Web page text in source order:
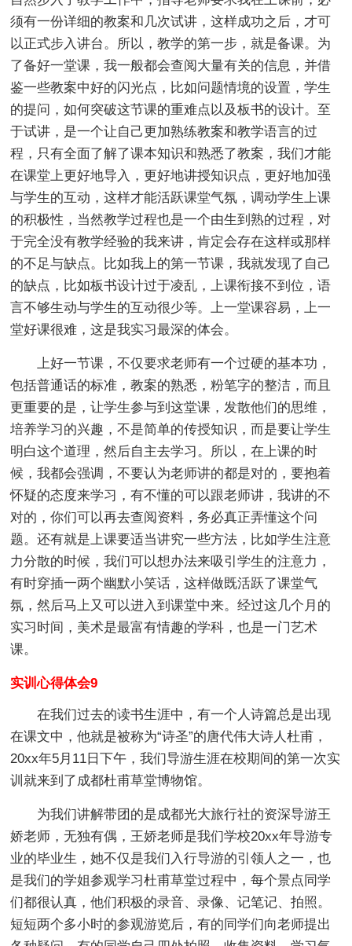
须有一份详细的教案和几次试讲，这样成功之后，才可
以正式步入讲台。所以，教学的第一步，就是备课。为
了备好一堂课，我一般都会查阅大量有关的信息，并借
鉴一些教案中好的闪光点，比如问题情境的设置，学生
的提问，如何突破这节课的重难点以及板书的设计。至
于试讲，是一个让自己更加熟练教案和教学语言的过
程，只有全面了解了课本知识和熟悉了教案，我们才能
在课堂上更好地导入，更好地讲授知识点，更好地加强
与学生的互动，这样才能活跃课堂气氛，调动学生上课
的积极性，当然教学过程也是一个由生到熟的过程，对
于完全没有教学经验的我来讲，肯定会存在这样或那样
的不足与缺点。比如我上的第一节课，我就发现了自己
的缺点，比如板书设计过于凌乱，上课衔接不到位，语
言不够生动与学生的互动很少等。上一堂课容易，上一
堂好课很难，这是我实习最深的体会。
上好一节课，不仅要求老师有一个过硬的基本功，
包括普通话的标准，教案的熟悉，粉笔字的整洁，而且
更重要的是，让学生参与到这堂课，发散他们的思维，
培养学习的兴趣，不是简单的传授知识，而是要让学生
明白这个道理，然后自主去学习。所以，在上课的时
候，我都会强调，不要认为老师讲的都是对的，要抱着
怀疑的态度来学习，有不懂的可以跟老师讲，我讲的不
对的，你们可以再去查阅资料，务必真正弄懂这个问
题。还有就是上课要适当讲究一些方法，比如学生注意
力分散的时候，我们可以想办法来吸引学生的注意力，
有时穿插一两个幽默小笑话，这样做既活跃了课堂气
氛，然后马上又可以进入到课堂中来。经过这几个月的
实习时间，美术是最富有情趣的学科，也是一门艺术
课。
实训心得体会9
在我们过去的读书生涯中，有一个人诗篇总是出现
在课文中，他就是被称为“诗圣”的唐代伟大诗人杜甫，
20xx年5月11日下午，我们导游生涯在校期间的第一次实
训就来到了成都杜甫草堂博物馆。
为我们讲解带团的是成都光大旅行社的资深导游王
娇老师，无独有偶，王娇老师是我们学校20xx年导游专
业的毕业生，她不仅是我们入行导游的引领人之一，也
是我们的学姐参观学习杜甫草堂过程中，每个景点同学
们都很认真，他们积极的录音、录像、记笔记、拍照。
短短两个多小时的参观游览后，有的同学们向老师提出